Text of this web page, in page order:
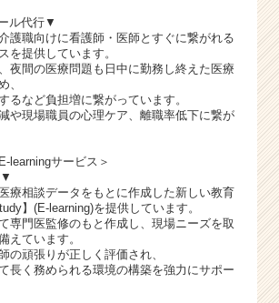
ル代行▼
護職向けに看護師・医師とすぐに繋がれる
を提供しています。
夜間の医療問題も日中に勤務し終えた医療
、
るなど負担増に繋がっています。
や現場職員の心理ケア、離職率低下に繋が
learningサービス＞
療相談データをもとに作成した新しい教育
】(E-learning)を提供しています。
専門医監修のもと作成し、現場ニーズを取
えています。
の頑張りが正しく評価され、
長く務められる環境の構築を強力にサポー